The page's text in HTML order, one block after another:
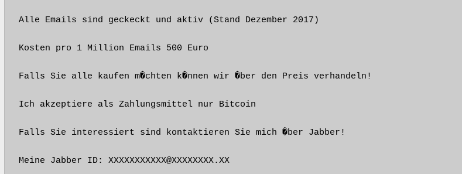
Alle Emails sind geckeckt und aktiv (Stand Dezember 2017)
Kosten pro 1 Million Emails 500 Euro
Falls Sie alle kaufen m�chten k�nnen wir �ber den Preis verhandeln!
Ich akzeptiere als Zahlungsmittel nur Bitcoin
Falls Sie interessiert sind kontaktieren Sie mich �ber Jabber!
Meine Jabber ID: XXXXXXXXXXX@XXXXXXXX.XX